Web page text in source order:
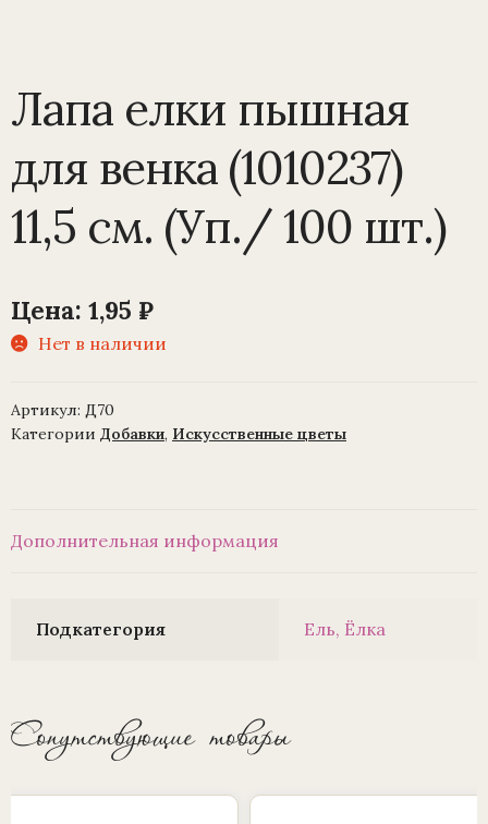
Лапа елки пышная
для венка (1010237)
11,5 см. (Уп./ 100 шт.)
Цена: 1,95 ₽
Нет в наличии
Артикул: Д70
Категории Добавки, Искусственные цветы
Дополнительная информация
Подкатегория Ель, Ёлка
Сопутствующие товары